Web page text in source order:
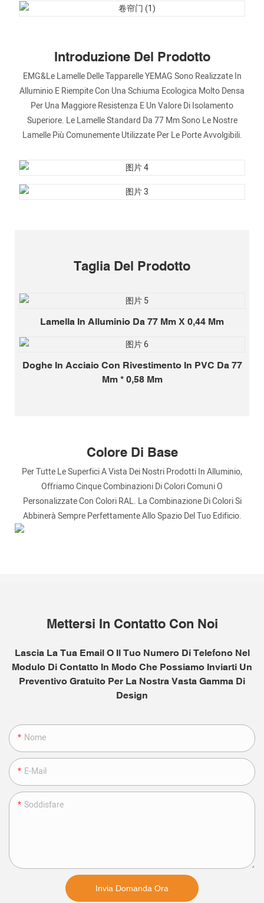
Introduzione Del Prodotto
EMG&Le Lamelle Delle Tapparelle YEMAG Sono Realizzate In
Alluminio E Riempite Con Una Schiuma Ecologica Molto Densa
Per Una Maggiore Resistenza E Un Valore Di Isolamento
Superiore. Le Lamelle Standard Da 77 Mm Sono Le Nostre
Lamelle Più Comunemente Utilizzate Per Le Porte Avvolgibili.
Taglia Del Prodotto
Lamella In Alluminio Da 77 Mm X 0,44 Mm
Doghe In Acciaio Con Rivestimento In PVC Da 77
Mm * 0,58 Mm
Colore Di Base
Per Tutte Le Superfici A Vista Dei Nostri Prodotti In Alluminio,
Oﬀriamo Cinque Combinazioni Di Colori Comuni O
Personalizzate Con Colori RAL. La Combinazione Di Colori Si
Abbinerà Sempre Perfettamente Allo Spazio Del Tuo Edificio.
Mettersi In Contatto Con Noi
Lascia La Tua Email O Il Tuo Numero Di Telefono Nel
Modulo Di Contatto In Modo Che Possiamo Inviarti Un
Preventivo Gratuito Per La Nostra Vasta Gamma Di
Design
Nome
E-Mail
Soddisfare
Invia Domanda Ora